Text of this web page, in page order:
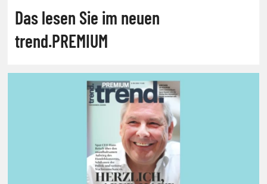
Das lesen Sie im neuen
trend.PREMIUM